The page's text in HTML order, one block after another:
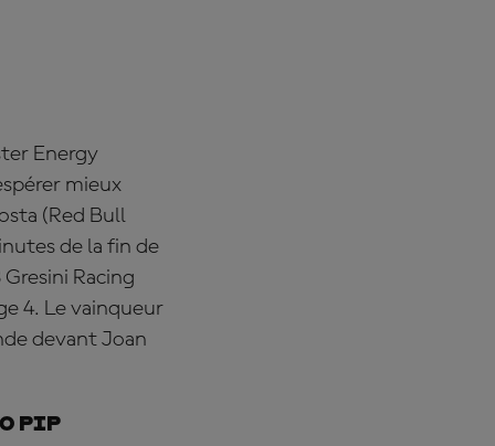
Energy
mieux
(Red Bull
de la fin de
Racing
4. Le vainqueur
devant Joan
pip